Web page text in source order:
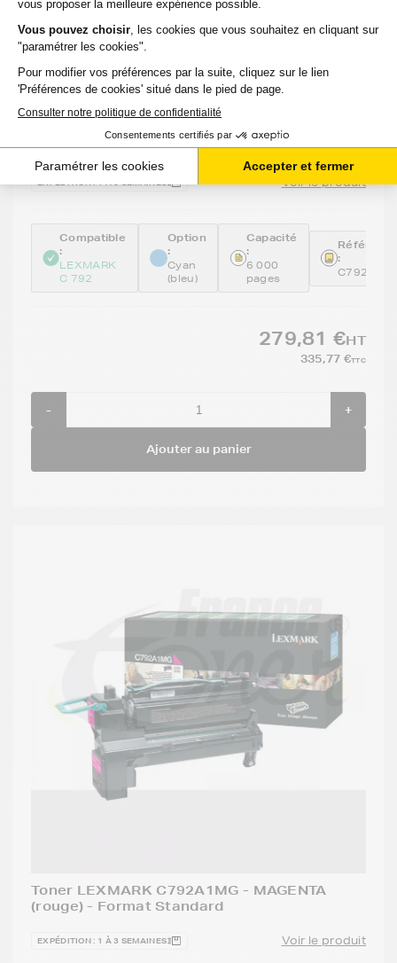
Toner LEXMARK C792A1CG - CYAN (bleu) -
Format Standard
EXPÉDITION : 1 À 3 SEMAINES Voir le produit
Compatible
:
LEXMARK
C 792
Option
:
Cyan
(bleu)
Capacité
:
6 000
pages
:
279,81 €HT
335,77 €TTC
- +
Ajouter au panier
Toner LEXMARK C792A1MG - MAGENTA
(rouge) - Format Standard
EXPÉDITION : 1 À 3 SEMAINES Voir le produit